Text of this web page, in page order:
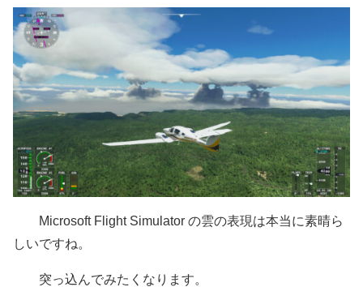
Microsoft Flight Simulator の雲の表現は本当に素晴ら
しいですね。
突っ込んでみたくなります。